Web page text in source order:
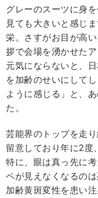
グレーのスーツに身
見ても大きいと感じ
栄。さすがお目が高
拶で会場を湧かせた
元気にならないと、
を加齢のせいにして
ように感じる」と、
た。
芸能界のトップを走
留意しており年に2度
特に、眼は真っ先に
ペが見えなくなるの
加齢黄斑変性を患い